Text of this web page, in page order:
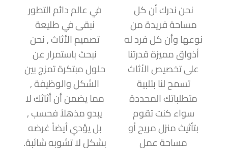
نحن ندرك أن كل
مساحة فريدة من
نوعها وأن كل فرد له
أذواق مميزة قدرتنا
على تخصيص الأثاث
تسمح لنا بتلبية
متطلباتك المحددة
سواء كنت تقوم
بتأثيث منزل مريح أو
مساحة عمل
في عالم دائم التطور
نبقى في طليعة
تصميم الأثاث , نحن
نبحث باستمرار عن
حلول مبتكرة تمزج بين
الشكل والوظيفة ,
مما يضمن أن أثاثك لا
يبدو مذهلاُ فحسب ,
بل يؤدي أيضاً غرضه
بشكل لا تشوبه شائبة.